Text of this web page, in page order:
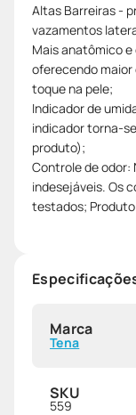
Altas Barreiras -
vazamentos
Mais anatômico
oferecendo
toque na pele;
Indicador de
indicador torna-
produto);
Controle de odor:
indesejáveis. Os
testados;
Marca
Tena
SKU
559